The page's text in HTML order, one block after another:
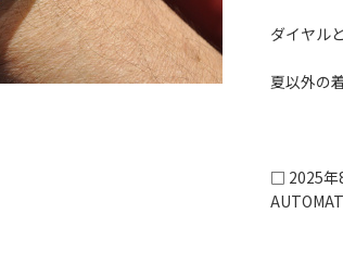
ダイヤル
夏以外の
□ 2025年